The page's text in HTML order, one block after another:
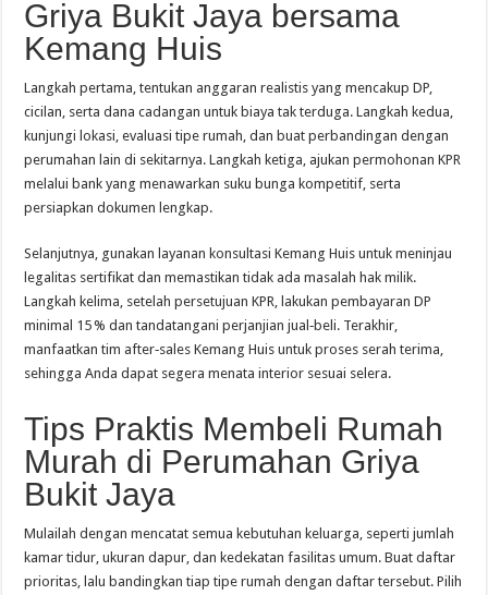
Griya Bukit Jaya bersama
Kemang Huis
Langkah pertama, tentukan anggaran realistis yang mencakup DP,
cicilan, serta dana cadangan untuk biaya tak terduga. Langkah kedua,
kunjungi lokasi, evaluasi tipe rumah, dan buat perbandingan dengan
perumahan lain di sekitarnya. Langkah ketiga, ajukan permohonan KPR
melalui bank yang menawarkan suku bunga kompetitif, serta
persiapkan dokumen lengkap.
Selanjutnya, gunakan layanan konsultasi Kemang Huis untuk meninjau
legalitas sertifikat dan memastikan tidak ada masalah hak milik.
Langkah kelima, setelah persetujuan KPR, lakukan pembayaran DP
minimal 15 % dan tandatangani perjanjian jual‑beli. Terakhir,
manfaatkan tim after‑sales Kemang Huis untuk proses serah terima,
sehingga Anda dapat segera menata interior sesuai selera.
Tips Praktis Membeli Rumah
Murah di Perumahan Griya
Bukit Jaya
Mulailah dengan mencatat semua kebutuhan keluarga, seperti jumlah
kamar tidur, ukuran dapur, dan kedekatan fasilitas umum. Buat daftar
prioritas, lalu bandingkan tiap tipe rumah dengan daftar tersebut. Pilih